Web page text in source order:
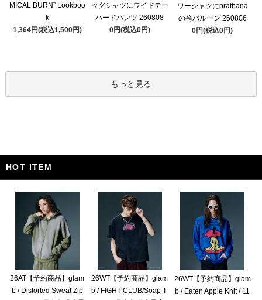
MICAL BURN” Lookboo
k
1,364円(税込1,500円)
ッグシャツにワイドテー
パードパンツ 260808
0円(税込0円)
ワーシャツにprathana
の袴バルーン 260806
0円(税込0円)
もっと見る
HOT ITEM
26AT【予約商品】glam
b / Distorted Sweat Zip
26WT【予約商品】glam
b / FIGHT CLUB/Soap T-
26WT【予約商品】glam
b / Eaten Apple Knit / 11